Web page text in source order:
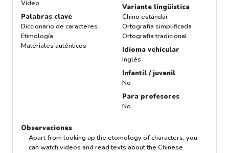
Vídeo
Palabras clave
Diccionario de caracteres
Etimología
Materiales auténticos
Variante lingüística
Chino estándar
Ortografía simplificada
Ortografía tradicional
Idioma vehicular
Inglés
Infantil / juvenil
No
Para profesores
No
Observaciones
Apart from looking up the etomology of characters, you
can watch videos and read texts about the Chinese